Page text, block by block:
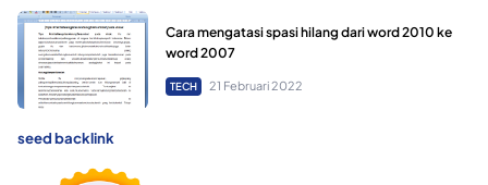
Cara mengatasi spasi hilang dari word 2010 ke
word 2007
TECH 21 Februari 2022
seed backlink